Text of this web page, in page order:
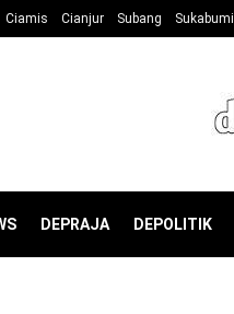
Ciamis Cianjur Subang Sukabumi
DEPRAJA DEPOLITIK